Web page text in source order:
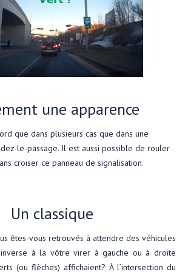
une apparence
que dans plusieurs cas que dans une
le-passage. Il est aussi possible de rouler
croiser ce panneau de signalisation.
Un classique
êtes-vous retrouvés à attendre des véhicules
à la vôtre virer à gauche ou à droite
(ou flèches) affichaient? À l’intersection du